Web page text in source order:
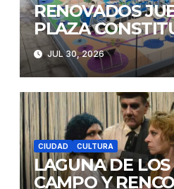
RENOVADOS
PLAZA
JUL 30, 2026
CIUDAD CULTURA
LAGUNA DE LOS
CAMPO Y